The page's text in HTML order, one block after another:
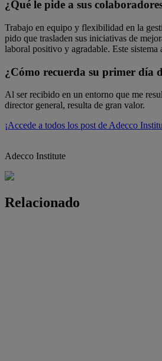
¿Qué le pide a sus
Trabajo en equipo y flexibilidad en la
pido que trasladen sus iniciativas de
laboral positivo y agradable. Este sistema
¿Cómo recuerda su primer día
Al ser recibido en un entorno que me
director general, resulta de gran valor.
¡Accede a todos los post de Adecco
Adecco Institute
Relacionado